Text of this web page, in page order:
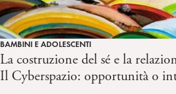
BAMBINI E ADOLESCENTI
La costruzione del sé e la
Il Cyberspazio: opportunità o